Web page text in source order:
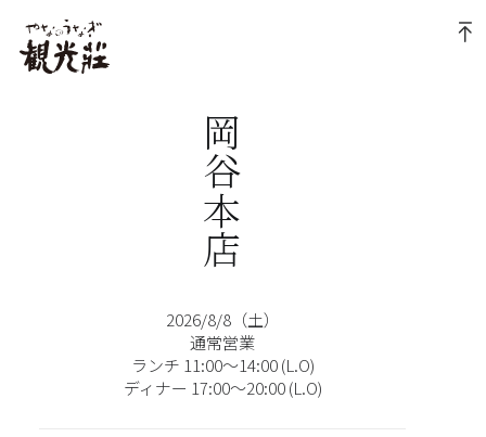
岡谷本店
2026/8/8（土）
通常営業
ランチ 11:00〜14:00 (L.O)
ディナー 17:00〜20:00 (L.O)